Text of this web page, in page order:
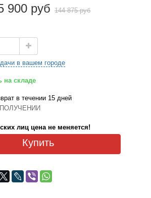
900 руб 144 875 руб
в вашем городе
на складе
в течении 15 дней
лиц цена не меняется!
Купить